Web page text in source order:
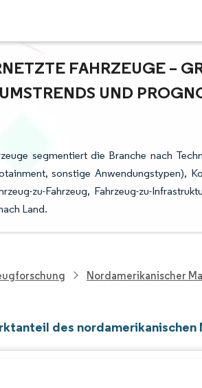
FAHRZEUGE –
UND
segmentiert die Branche nach
sonstige Anwendungstypen),
zu-Fahrzeug, Fahrzeug-zu-
Land.
Nordamerikanischer
des